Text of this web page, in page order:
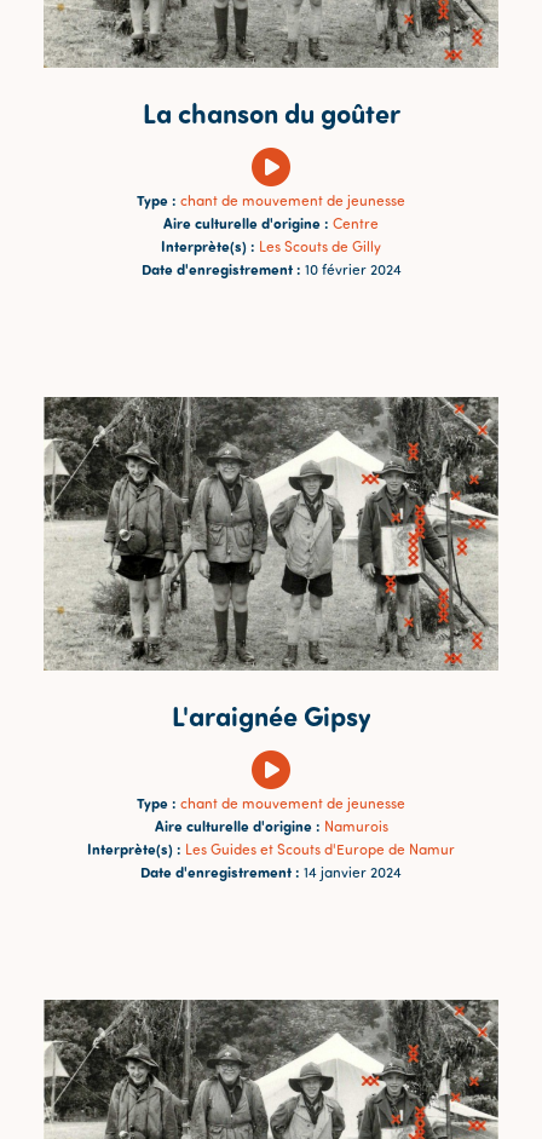
La chanson du goûter
Type : chant de mouvement de jeunesse
Aire culturelle d'origine : Centre
Interprète(s) : Les Scouts de Gilly
Date d'enregistrement : 10 février 2024
L'araignée Gipsy
Type : chant de mouvement de jeunesse
Aire culturelle d'origine : Namurois
Interprète(s) : Les Guides et Scouts d'Europe de Namur
Date d'enregistrement : 14 janvier 2024